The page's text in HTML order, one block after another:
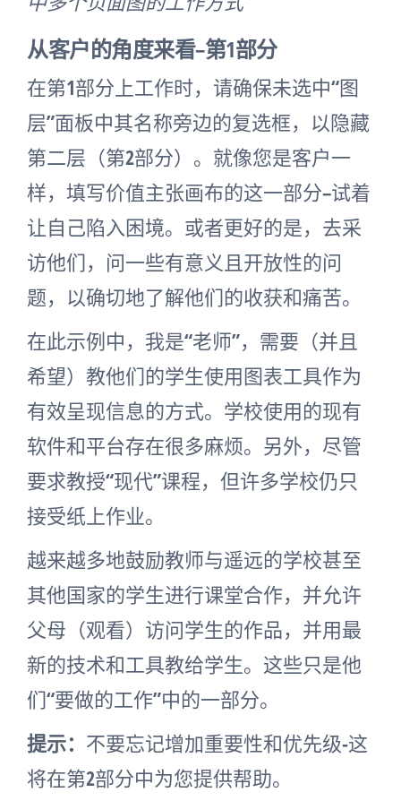
从客户的角度来看–第1部分
在第1部分上工作时，请确保未选中“图
层”面板中其名称旁边的复选框，以隐藏
第二层（第2部分）。就像您是客户一
样，填写价值主张画布的这一部分–试着
让自己陷入困境。或者更好的是，去采
访他们，问一些有意义且开放性的问
题，以确切地了解他们的收获和痛苦。
在此示例中，我是“老师”，需要（并且
希望）教他们的学生使用图表工具作为
有效呈现信息的方式。学校使用的现有
软件和平台存在很多麻烦。另外，尽管
要求教授“现代”课程，但许多学校仍只
接受纸上作业。
越来越多地鼓励教师与遥远的学校甚至
其他国家的学生进行课堂合作，并允许
父母（观看）访问学生的作品，并用最
新的技术和工具教给学生。这些只是他
们“要做的工作”中的一部分。
提示： 不要忘记增加重要性和优先级-这
将在第2部分中为您提供帮助。